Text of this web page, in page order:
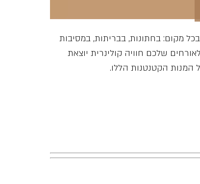
מקום: בחתונות, בבריתות, במסיבות
שלכם חוויה קולינרית יוצאת
המנות הקטנטנות הללו.